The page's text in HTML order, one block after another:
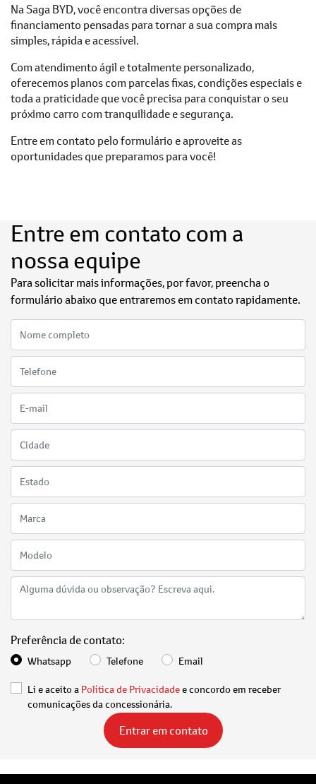
Na Saga BYD, você encontra diversas opções de
financiamento pensadas para tornar a sua compra mais
simples, rápida e acessível.
Com atendimento ágil e totalmente personalizado,
oferecemos planos com parcelas fixas, condições especiais e
toda a praticidade que você precisa para conquistar o seu
próximo carro com tranquilidade e segurança.
Entre em contato pelo formulário e aproveite as
oportunidades que preparamos para você!
Entre em contato com a
nossa equipe
Para solicitar mais informações, por favor, preencha o
formulário abaixo que entraremos em contato rapidamente.
Preferência de contato:
Whatsapp Telefone Email
Li e aceito a Política de Privacidadee concordo em receber
comunicações da concessionária.
Entrar em contato